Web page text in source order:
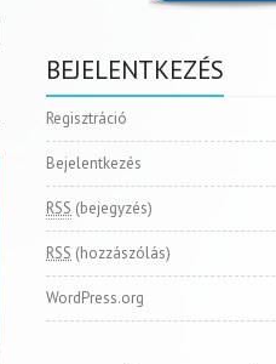
BEJELENTKEZÉS
Regisztráció
Bejelentkezés
RSS (bejegyzés)
RSS (hozzászólás)
WordPress.org